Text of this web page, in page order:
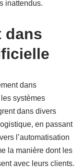
inattendus.
dans
dans
systèmes
dans divers
en passant
l’automatisation
la manière dont les
avec leurs clients.